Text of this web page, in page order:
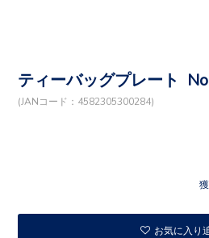
ティーバッグプレート
(JANコード：4582305300284)
お気に入り